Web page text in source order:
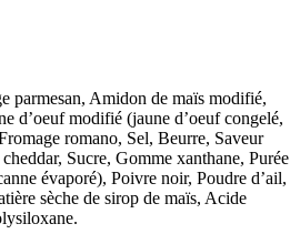
parmesan, Amidon de maïs modifié,
d’oeuf modifié (jaune d’oeuf congelé,
romano, Sel, Beurre, Saveur
Sucre, Gomme xanthane, Purée
évaporé), Poivre noir, Poudre d’ail,
sèche de sirop de maïs, Acide